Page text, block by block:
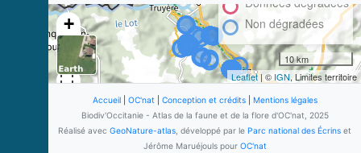
Écrevisse de Californie (L')
Pacifastacus leniusculus(Dana,
1852)
observations
Dernière observation en2015 Fiche espèce
Pisaure admirable
Pisaura mirabilis(Clerck, 1758)
+
Non dégradées
10 km
Leaflet| © IGN , Limites territoire
Accueil| OC'nat| Conception et crédits| Mentions légales
Biodiv'Occitanie - Atlas de la faune et de la flore d'OC'nat, 2025
Réalisé avec GeoNature-atlas , développé par le Parc national des Écrins et
Jérôme Maruéjouls pour OC'nat